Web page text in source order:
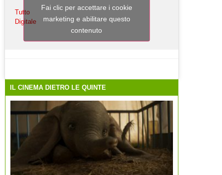
Tutto
Digitale
Fai clic per accettare i cookie
marketing e abilitare questo
contenuto
IL CINEMA DIETRO LE QUINTE